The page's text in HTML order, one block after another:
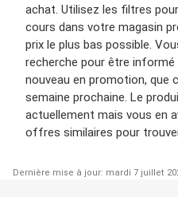
achat. Utilisez les filtres
cours dans votre magasin
prix le plus bas possible.
recherche pour être informé
nouveau en promotion, que
semaine prochaine. Le
actuellement mais vous en
offres similaires pour
Dernière mise à jour: mardi 7 juillet